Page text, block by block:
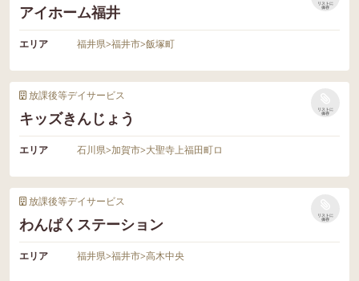
アイホーム福井
リストに
保存
エリア 福井県>福井市>飯塚町
放課後等デイサービス
キッズきんじょう
リストに
保存
エリア 石川県>加賀市>大聖寺上福田町ロ
放課後等デイサービス
わんぱくステーション
リストに
保存
エリア 福井県>福井市>高木中央